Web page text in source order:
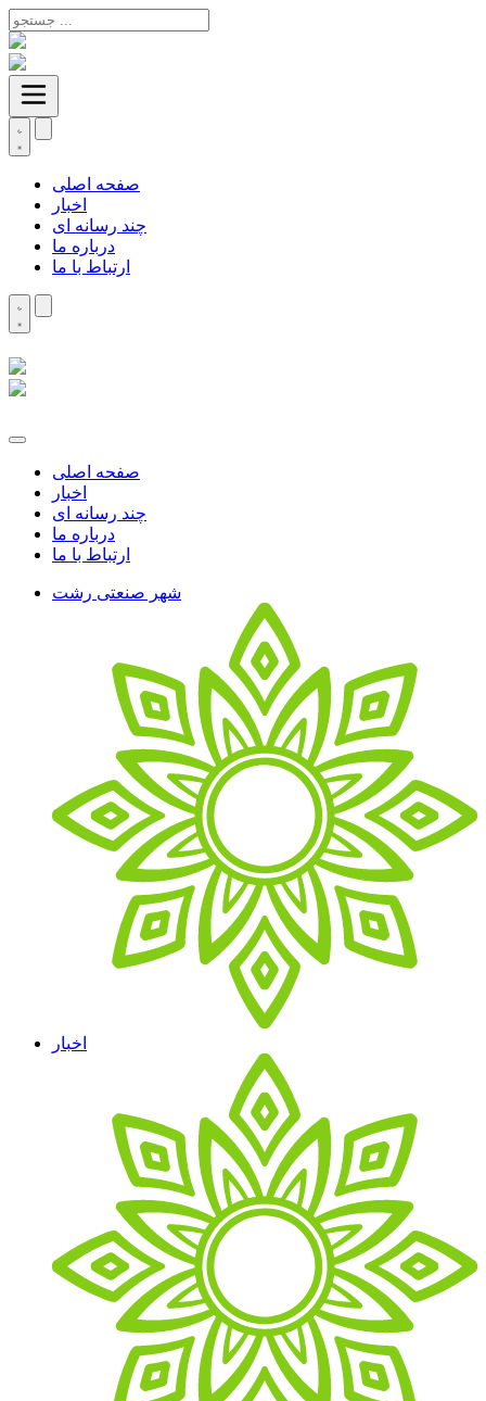
صفحه اصلی
اخبار
چند رسانه ای
درباره ما
ارتباط با ما
صفحه اصلی
اخبار
چند رسانه ای
درباره ما
ارتباط با ما
شهر صنعتی رشت
اخبار